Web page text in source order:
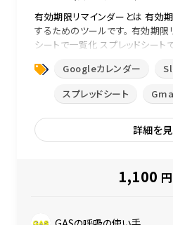
有効期限リマインダーとは 有効
するためのツールです。 有効期限
シートで一覧化 スプレッドシー
Googleカレンダー
スプレッドシート
詳細を
1,100 円